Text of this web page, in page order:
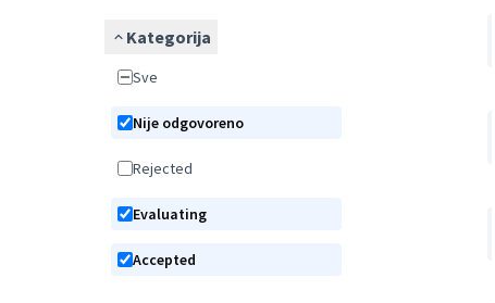
Kategorija
Sve
Nije odgovoreno
Rejected
Evaluating
Accepted